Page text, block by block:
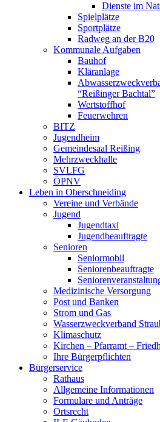
Dienste im
Spielplätze
Sportplätze
Radweg an der B20
Kommunale Aufgaben
Bauhof
Kläranlage
“Reißinger Bachtal”
Wertstoffhof
Feuerwehren
BITZ
Jugendheim
Gemeindesaal Reißing
Mehrzweckhalle
SVLFG
ÖPNV
Leben in Oberschneiding
Vereine und Verbände
Jugend
Jugendtaxi
Jugendbeauftragte
Senioren
Seniormobil
Seniorenbeauftragte
Medizinische Versorgung
Post und Banken
Strom und Gas
Wasserzweckverband
Klimaschutz
Kirchen – Pfarramt –
Ihre Bürgerpflichten
Bürgerservice
Rathaus
Allgemeine Informationen
Formulare und Anträge
Ortsrecht